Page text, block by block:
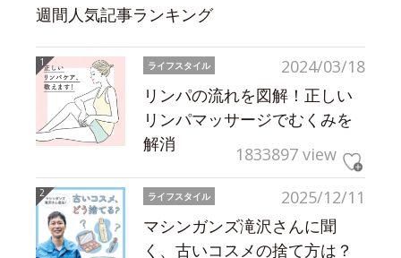
週間人気記事ランキング
2024/03/18
ライフスタイル
リンパの流れを図解！正しい
リンパマッサージでむくみを
解消
1833897 view
2025/12/11
ライフスタイル
マシンガンズ滝沢さんに聞
く、古いコスメの捨て方は？